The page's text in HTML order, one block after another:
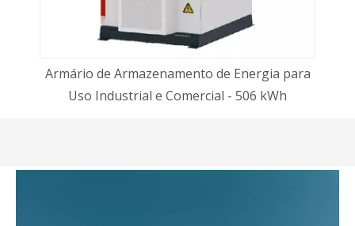
Armário de Armazenamento de Energia para
Uso Industrial e Comercial - 506 kWh